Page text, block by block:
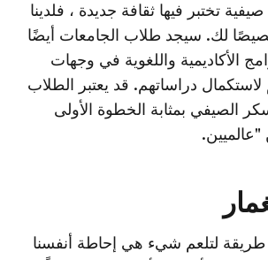
تختبر فيها ثقافة جديدة ، فلدينا
لك. سيجد طلاب الجامعات أيضًا
الأكاديمية واللغوية في وجهات
لاستكمال دراساتهم. قد يعتبر الطلاب
الصيفي بمثابة الخطوة الأولى
لتلعم شيء هي إحاطة أنفسنا